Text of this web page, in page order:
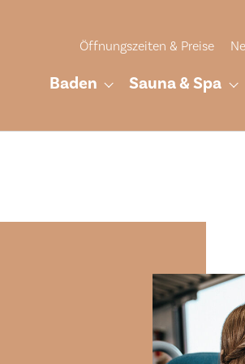
Öffnungszeiten & Preise
Baden
Submenu for
Sauna & Spa